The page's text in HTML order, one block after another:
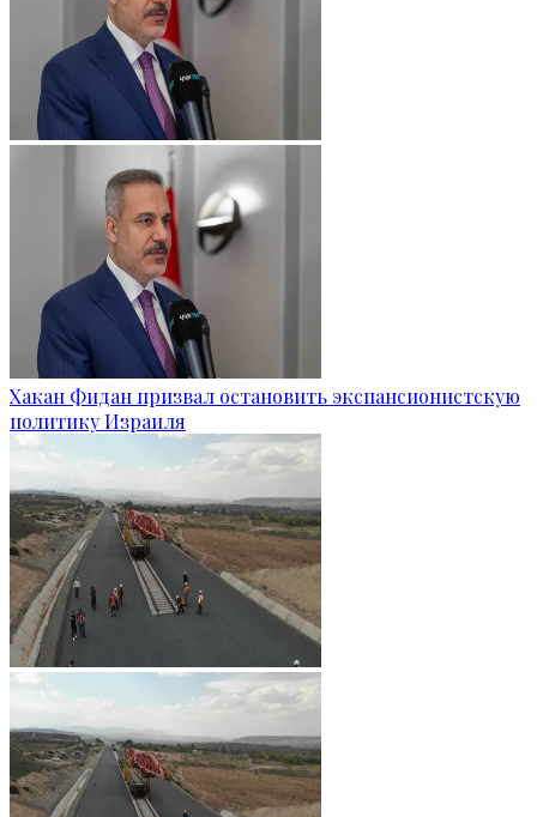
Хакан Фидан призвал остановить экспансионистскую
политику Израиля